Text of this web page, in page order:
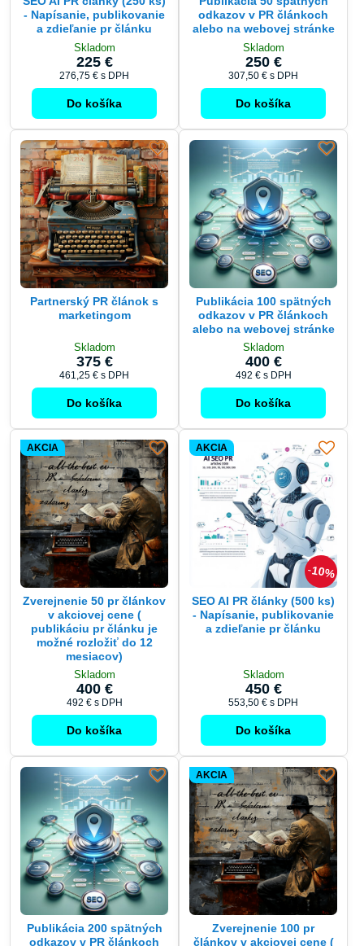
a zdieľanie pr článku
Skladom
225 €
276,75 €s DPH
Do košíka
alebo na webovej stránke
Skladom
250 €
307,50 €s DPH
Do košíka
Partnerský PR článok s
Skladom
375 €
461,25 €s DPH
Do košíka
Publikácia 100 spätných
alebo na webovej stránke
Skladom
400 €
492 €s DPH
Do košíka
AKCIA
Zverejnenie 50 pr článkov
publikáciu pr článku je
možné rozložiť do 12
mesiacov)
Skladom
400 €
492 €s DPH
Do košíka
10%
AKCIA
SEO AI PR články (500 ks)
a zdieľanie pr článku
450 €
553,50 €s DPH
Do košíka
Publikácia 200 spätných
alebo na webovej stránke
AKCIA
Zverejnenie 100 pr
publikáciu pr článku je